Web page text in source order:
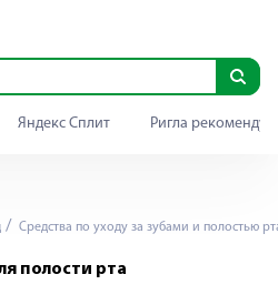
Яндекс Сплит Ригла
Средства по уходу за зубами и полостью
полости рта